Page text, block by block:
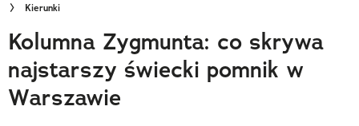
Wielki Konkurs Fotograficzny
Trendbook Podróżniczy
Polecane
Kierunki
Kolumna Zygmunta: co skrywa
najstarszy świecki pomnik w
Warszawie